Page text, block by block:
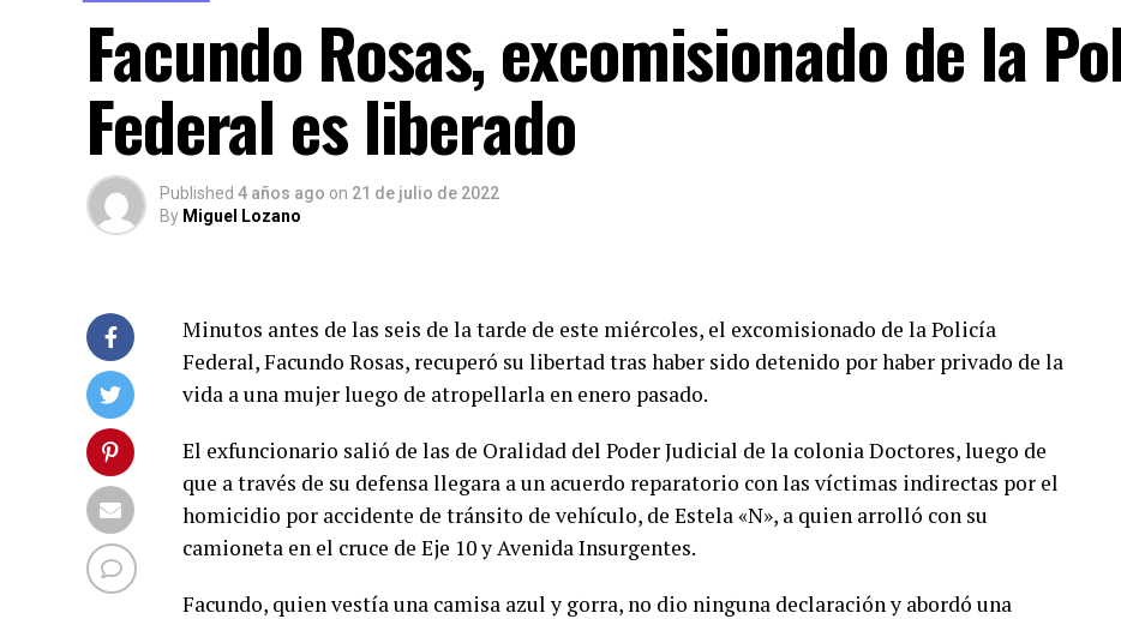
Facundo Rosas, excomisionado de la
Federal es liberado
Published 4 años ago on 21 de julio de 2022
By Miguel Lozano
Minutos antes de las seis de la tarde de este miércoles, el excomisionado de la Policía
Federal, Facundo Rosas, recuperó su libertad tras haber sido detenido por haber privado de la
vida a una mujer luego de atropellarla en enero pasado.
El exfuncionario salió de las de Oralidad del Poder Judicial de la colonia Doctores, luego de
que a través de su defensa llegara a un acuerdo reparatorio con las víctimas indirectas por el
homicidio por accidente de tránsito de vehículo, de Estela «N», a quien arrolló con su
camioneta en el cruce de Eje 10 y Avenida Insurgentes.
Facundo, quien vestía una camisa azul y gorra, no dio ninguna declaración y abordó una